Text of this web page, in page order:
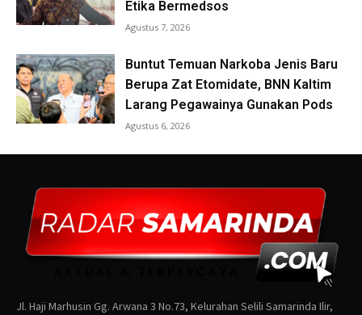
Jl. Haji Marhusin Gg. Arwana 3 No.73, Kelurahan Selili Samarinda Ilir,